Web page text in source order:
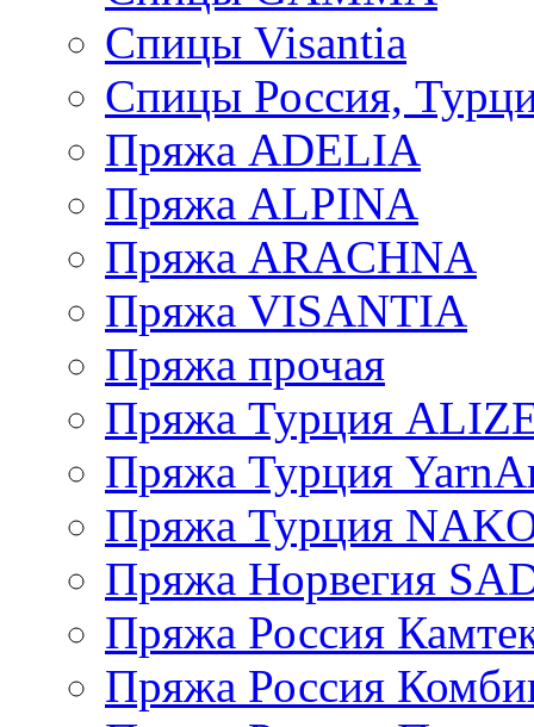
Спицы Visantia
Спицы Россия,
Пряжа ADELIA
Пряжа ALPINA
Пряжа ARACHNA
Пряжа VISANTIA
Пряжа прочая
Пряжа Турция
Пряжа Турция
Пряжа Турция
Пряжа Норвегия
Пряжа Россия
Пряжа Россия